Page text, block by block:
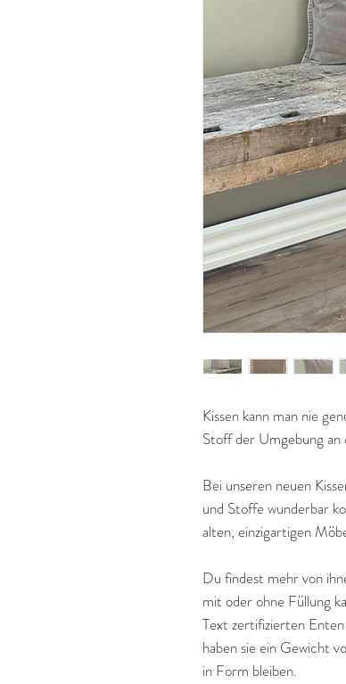
Kissen kann man nie
Stoff der Umgebung an
Bei unseren neuen
und Stoffe wunderbar
alten, einzigartigen
Du findest mehr von
mit oder ohne Füllung
Text zertifizierten
haben sie ein Gewicht
in Form bleiben.